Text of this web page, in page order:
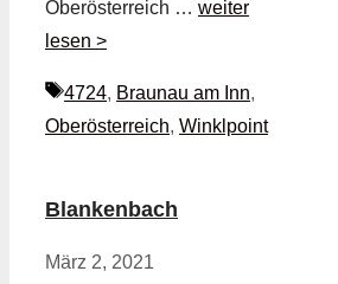
Oberösterreich … weiter
lesen >
Schlagwörter
4724, Braunau am Inn,
Oberösterreich, Winklpoint
Blankenbach
März 2, 2021